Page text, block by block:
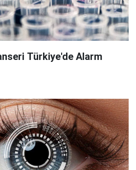
Türkiye'de Alarm